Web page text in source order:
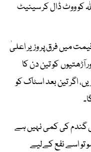
کو ووٹ ڈال کر سینیٹ
میں فرق پر وزیر اعلیٰ
آڑھتیوں کو تین دن کا
اگر تین بعد اسٹاک کو
گندم کی کمی نہیں ہے
اسے نفع کےلیے